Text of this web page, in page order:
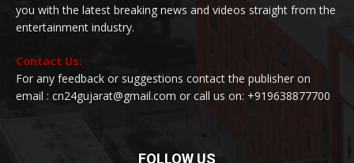
you with the latest breaking news and videos straight from the
entertainment industry.
Contact Us:
For any feedback or suggestions contact the publisher on
email : cn24gujarat@gmail.com or call us on: +919638877700
FOLLOW US